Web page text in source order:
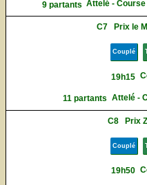
9 partants Attelé -
C7 Prix le
Couplé
19h15
11 partants Attelé -
C8 Prix
Couplé
19h50